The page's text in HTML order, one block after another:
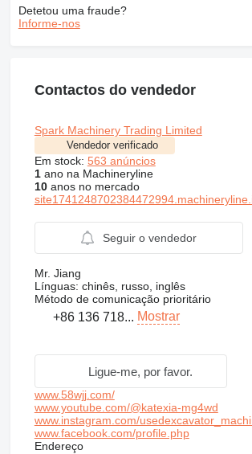
Detetou uma fraude?
Informe-nos
Contactos do vendedor
Spark Machinery Trading Limited
Vendedor verificado
Em stock: 563 anúncios
1ano na Machineryline
10anos no mercado
Seguir o vendedor
Mr. Jiang
Línguas: chinês, russo, inglês
Método de comunicação prioritário
+86 136 718... Mostrar
Ligue-me, por favor.
www.58wjj.com/
www.youtube.com/@katexia-mg4wd
www.instagram.com/
www.facebook.com/profile.php
Endereço